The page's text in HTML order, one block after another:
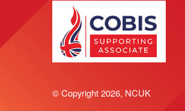
© Copyright 2026, NCUK